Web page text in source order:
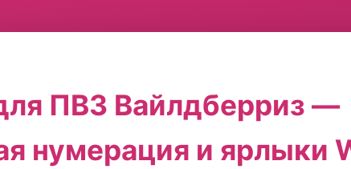
ПВЗ Вайлдберриз —
нумерация и ярлыки